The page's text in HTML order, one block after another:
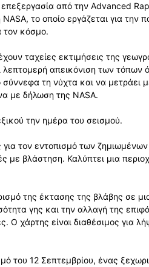
από την Advanced
το οποίο εργάζεται για την
τον κόσμο.
ταχείες εκτιμήσεις της
απεικόνιση των τόπων
τη νύχτα και να μετράει
με δήλωση της NASA.
την ημέρα του σεισμού.
τον εντοπισμό των
με βλάστηση. Καλύπτει μια
της έκτασης της βλάβης σε
γης και την αλλαγή της
Ο χάρτης είναι διαθέσιμος για
του 12 Σεπτεμβρίου, ένας